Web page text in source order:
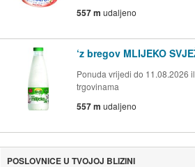
557 m udaljeno
‘z bregov MLIJEKO
Ponuda vrijedi do 11.08.2026
trgovinama
557 m udaljeno
POSLOVNICE U TVOJOJ BLIZINI